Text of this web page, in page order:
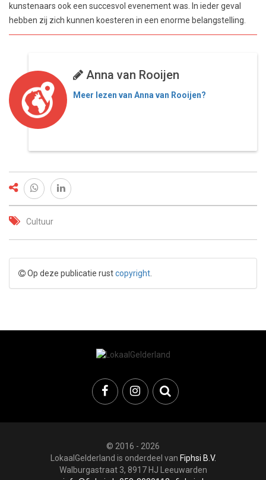
kunstenaars ook een succesvol evenement was. In ieder geval
hebben zij zich kunnen koesteren in een enorme belangstelling.
Anna van Rooijen
Meer lezen van Anna van Rooijen?
Cultuur
Op deze publicatie rustcopyright
© 2016 - 2026
LokaalGelderland is onderdeel van Fiphsi B.V.
Walburgastraat 3, 8917 HJ Leeuwarden